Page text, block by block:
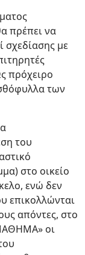
πρέπει να
σχεδίασης με
πρόχειρο
των
του
στο οικείο
ενώ δεν
επικολλώνται
απόντες, στο
οι